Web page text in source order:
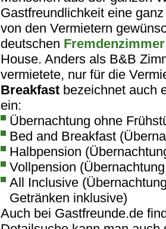
Gastfreundlichkeit eine
von den Vermietern
deutschen Fremdenzimmer
House. Anders als B&B
vermietete, nur für die
Breakfast bezeichnet auch
ein:
Übernachtung ohne
Bed and Breakfast
Halbpension
Vollpension
All Inclusive
Getränken inklusive)
Auch bei Gastfreunde.de